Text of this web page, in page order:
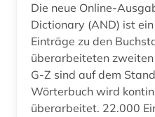
gesetzestexte (2)
gesetzgebung (1)
gesundheit (1)
Die neue Online-
Dictionary (AND) ist
Einträge zu den
überarbeiteten
G-Z sind auf dem
Wörterbuch wird
überarbeitet. 22.000